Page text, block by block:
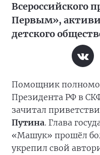
Всероссийского
Первым»,
детского
Помощник
Президента РФ в
зачитал
Путина. Глава
«Машук» прошёл
укрепил свой